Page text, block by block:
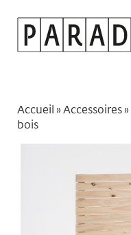
Accueil »Accessoires»
bois